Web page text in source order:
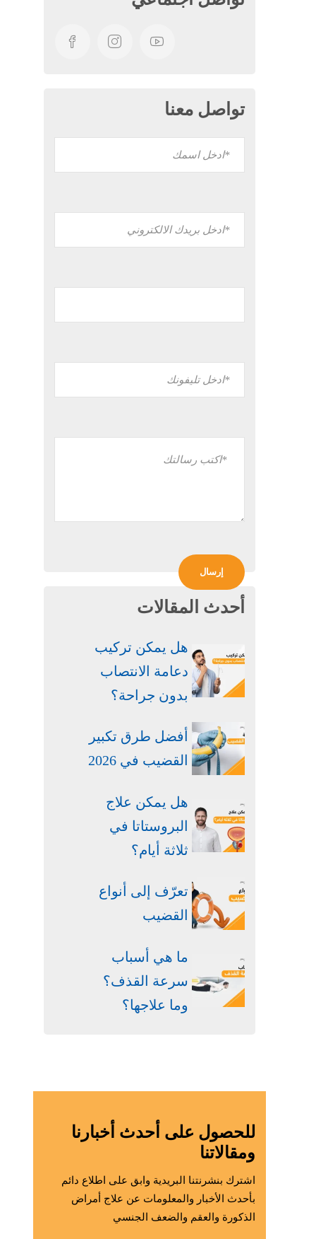
تواصل معنا
أحدث المقالات
هل يمكن تركيب
دعامة الانتصاب
بدون جراحة​؟
أفضل طرق تكبير
القضيب في 2026
هل يمكن علاج
البروستاتا في
ثلاثة أيام؟
تعرّف إلى أنواع
القضيب
ما هي أسباب
سرعة القذف؟
وما علاجها؟
للحصول على أحدث أخبارنا
ومقالاتنا
اشترك بنشرنتنا البريدية وابق على اطلاع دائم
بأحدث الأخبار والمعلومات عن علاج أمراض
الذكورة والعقم والضعف الجنسي